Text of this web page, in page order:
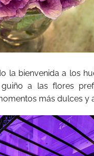
la bienvenida a los
a las flores
más dulces y